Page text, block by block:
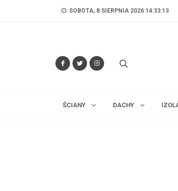
SOBOTA, 8 SIERPNIA 2026 14:33:13
ŚCIANY DACHY